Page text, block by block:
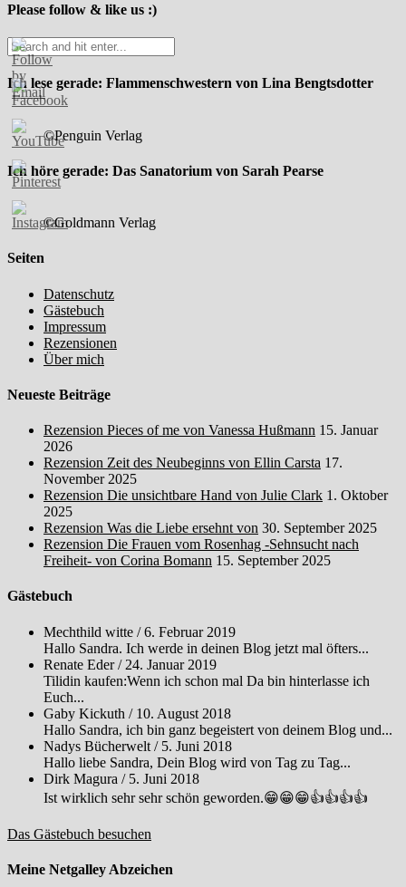
Please follow & like us :)
Ich lese gerade: Flammenschwestern von Lina Bengtsdotter
©Penguin Verlag
Ich höre gerade: Das Sanatorium von Sarah Pearse
©Goldmann Verlag
Seiten
Datenschutz
Gästebuch
Impressum
Rezensionen
Über mich
Neueste Beiträge
Rezension Pieces of me von Vanessa Hußmann 15. Januar
2026
Rezension Zeit des Neubeginns von Ellin Carsta 17.
November 2025
Rezension Die unsichtbare Hand von Julie Clark 1. Oktober
2025
Rezension Was die Liebe ersehnt von 30. September 2025
Rezension Die Frauen vom Rosenhag -Sehnsucht nach
Freiheit- von Corina Bomann 15. September 2025
Gästebuch
Mechthild witte /6. Februar 2019
Hallo Sandra. Ich werde in deinen Blog jetzt mal öfters...
Renate Eder/ 24. Januar 2019
Tilidin kaufen:Wenn ich schon mal Da bin hinterlasse ich
Euch...
Gaby Kickuth / 10. August 2018
Hallo Sandra, ich bin ganz begeistert von deinem Blog und...
Nadys Bücherwelt / 5. Juni 2018
Hallo liebe Sandra, Dein Blog wird von Tag zu Tag...
Dirk Magura / 5. Juni 2018
Ist wirklich sehr sehr schön geworden.😁😁😁👍👍👍👍
Das Gästebuch besuchen
Meine Netgalley Abzeichen